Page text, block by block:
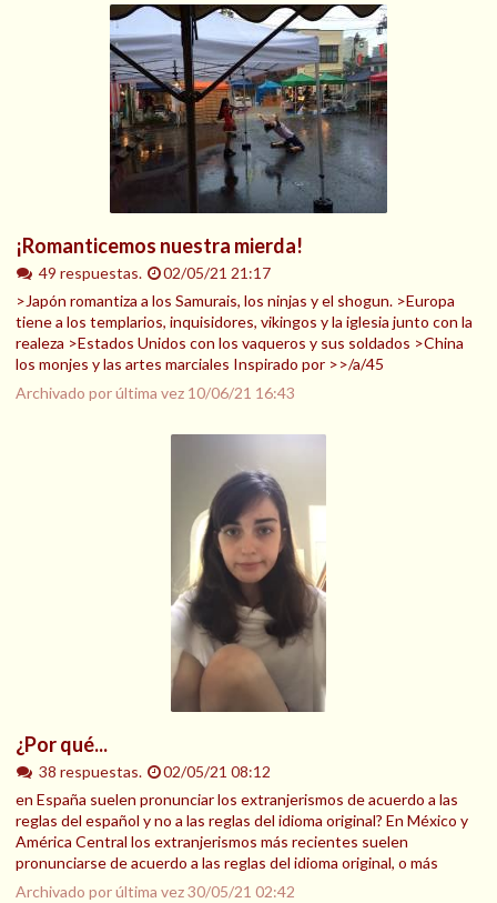
¡Romanticemos nuestra mierda!
49 respuestas.
02/05/21 21:17
>Japón romantiza a los Samurais, los ninjas y el shogun. >Europa
tiene a los templarios, inquisidores, vikingos y la iglesia junto con la
realeza >Estados Unidos con los vaqueros y sus soldados >China
los monjes y las artes marciales Inspirado por >>/a/45
Archivado por última vez 10/06/21 16:43
¿Por qué...
38 respuestas.
02/05/21 08:12
en España suelen pronunciar los extranjerismos de acuerdo a las
reglas del español y no a las reglas del idioma original? En México y
América Central los extranjerismos más recientes suelen
pronunciarse de acuerdo a las reglas del idioma original, o más
Archivado por última vez30/05/21 02:42